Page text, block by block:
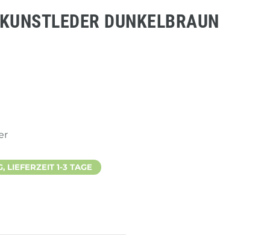
DUNKELBRAUN
LIEFERZEIT 1-3 TAGE